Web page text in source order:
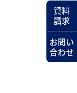
資料
請求
お問い
合わせ